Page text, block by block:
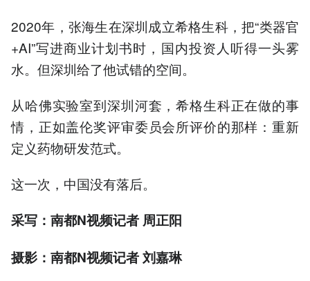
2020年，张海生在深圳成立希格生科，把“类器官
+AI”写进商业计划书时，国内投资人听得一头雾
水。但深圳给了他试错的空间。
从哈佛实验室到深圳河套，希格生科正在做的事
情，正如盖伦奖评审委员会所评价的那样：重新
定义药物研发范式。
这一次，中国没有落后。
采写：南都N视频记者 周正阳
摄影：南都N视频记者 刘嘉琳